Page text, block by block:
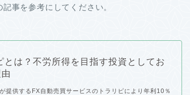
事を参考にしてください。
とは？不労所得を目指す投資としてお
提供するFX自動売買サービスのトラリピにより年利10％